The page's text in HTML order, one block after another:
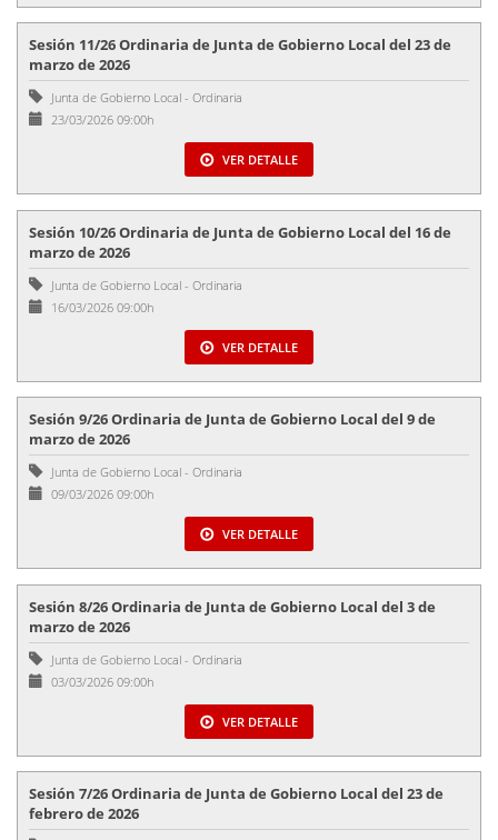
Sesión 11/26 Ordinaria de Junta de Gobierno Local del 23 de
marzo de 2026
Junta de Gobierno Local - Ordinaria
23/03/2026 09:00h
VER DETALLE
Sesión 10/26 Ordinaria de Junta de Gobierno Local del 16 de
marzo de 2026
Junta de Gobierno Local - Ordinaria
16/03/2026 09:00h
VER DETALLE
Sesión 9/26 Ordinaria de Junta de Gobierno Local del 9 de
marzo de 2026
Junta de Gobierno Local - Ordinaria
09/03/2026 09:00h
VER DETALLE
Sesión 8/26 Ordinaria de Junta de Gobierno Local del 3 de
marzo de 2026
Junta de Gobierno Local - Ordinaria
03/03/2026 09:00h
VER DETALLE
Sesión 7/26 Ordinaria de Junta de Gobierno Local del 23 de
febrero de 2026